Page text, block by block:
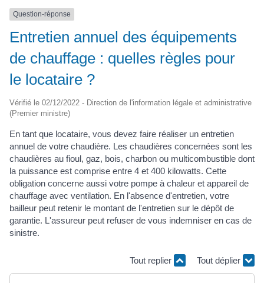
Question-réponse
Entretien annuel des équipements
de chauffage : quelles règles pour
le locataire ?
Vérifié le 02/12/2022 - Direction de l'information légale et administrative
(Premier ministre)
En tant que locataire, vous devez faire réaliser un entretien
annuel de votre chaudière. Les chaudières concernées sont les
chaudières au fioul, gaz, bois, charbon ou multicombustible dont
la puissance est comprise entre 4 et 400 kilowatts. Cette
obligation concerne aussi votre pompe à chaleur et appareil de
chauffage avec ventilation. En l'absence d'entretien, votre
bailleur peut retenir le montant de l'entretien sur le dépôt de
garantie. L'assureur peut refuser de vous indemniser en cas de
sinistre.
Tout replier Tout déplier